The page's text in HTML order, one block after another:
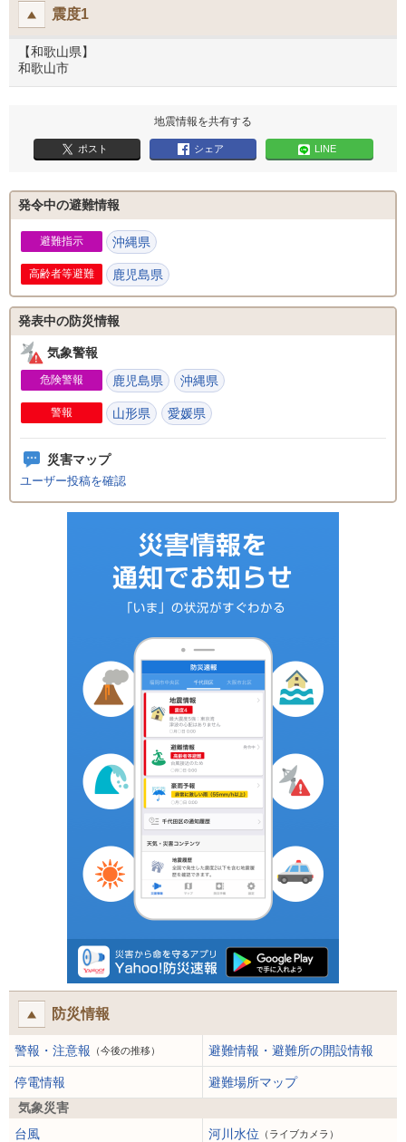
震度1
【和歌山県】
和歌山市
地震情報を共有する
ポスト シェア LINE
発令中の避難情報
避難指示 沖縄県
鹿児島県
発表中の防災情報
気象警報
危険警報 鹿児島県 沖縄県
警報 山形県 愛媛県
災害マップ
ユーザー投稿を確認
防災情報
警報・注意報 （今後の推移） 避難情報・避難所の開設情報
停電情報
避難場所マップ
気象災害
台風
河川水位 （ライブカメラ）